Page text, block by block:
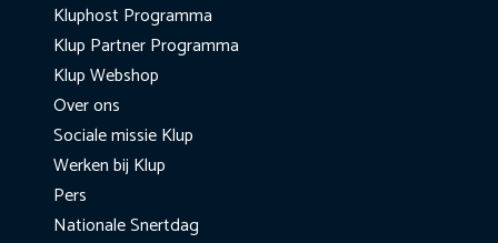
Kluphost Programma
Klup Partner Programma
Klup Webshop
Over ons
Sociale missie Klup
Werken bij Klup
Pers
Nationale Snertdag